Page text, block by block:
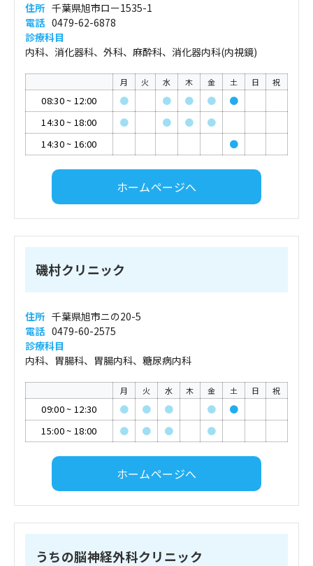
住所 千葉県旭市ロー1535-1
電話 0479-62-6878
診療科目
内科、消化器科、外科、麻酔科、消化器内科(内視鏡)
月 火 水 木 金 土 日 祝
08:30~ 12:00 ● ● ● ●
●
14:30~ 18:00 ● ● ●
●
14:30~ 16:00 ●
ホームページへ
磯村クリニック
住所 千葉県旭市ニの20-5
電話 0479-60-2575
診療科目
内科、胃腸科、胃腸内科、糖尿病内科
月 火 水 木 金 土 日 祝
09:00~ 12:30 ● ● ● ●
●
15:00~ 18:00 ● ● ● ●
ホームページへ
うちの脳神経外科クリニック